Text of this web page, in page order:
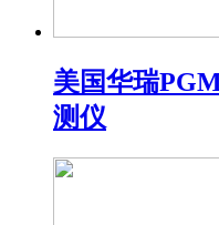
美国华瑞
测仪